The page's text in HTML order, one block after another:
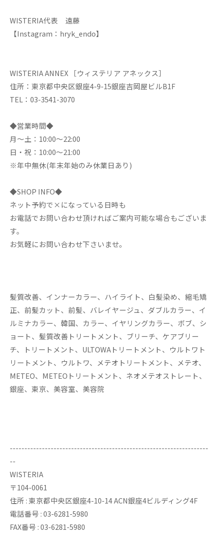
WISTERIA代表 遠藤
【Instagram：hryk_endo】
WISTERIA ANNEX ［ウィステリア アネックス］
住所：東京都中央区銀座4-9-15銀座吉岡屋ビルB1F
TEL：03-3541-3070
◆営業時間◆
月～土：10:00～22:00
日・祝：10:00～21:00
※年中無休(年末年始のみ休業日あり)
◆SHOP INFO◆
ネット予約で×になっている日時も
お電話でお問い合わせ頂ければご案内可能な場合もございま
す。
お気軽にお問い合わせ下さいませ。
髪質改善、インナーカラー、ハイライト、白髪染め、縮毛矯
正、前髪カット、前髪、バレイヤージュ、ダブルカラー、イ
ルミナカラー、韓国、カラー、イヤリングカラー、ボブ、シ
ョート、髪質改善トリートメント、ブリーチ、ケアブリー
チ、トリートメント、ULTOWAトリートメント、ウルトワト
リートメント、ウルトワ、メテオトリートメント、メテオ、
METEO、METEOトリートメント、ネオメテオストレート、
銀座、東京、美容室、美容院
--------------------------------------------------------------------
--
WISTERIA
〒104-0061
住所 : 東京都中央区銀座4-10-14 ACN銀座4ビルディング4F
電話番号 : 03-6281-5980
FAX番号 : 03-6281-5980